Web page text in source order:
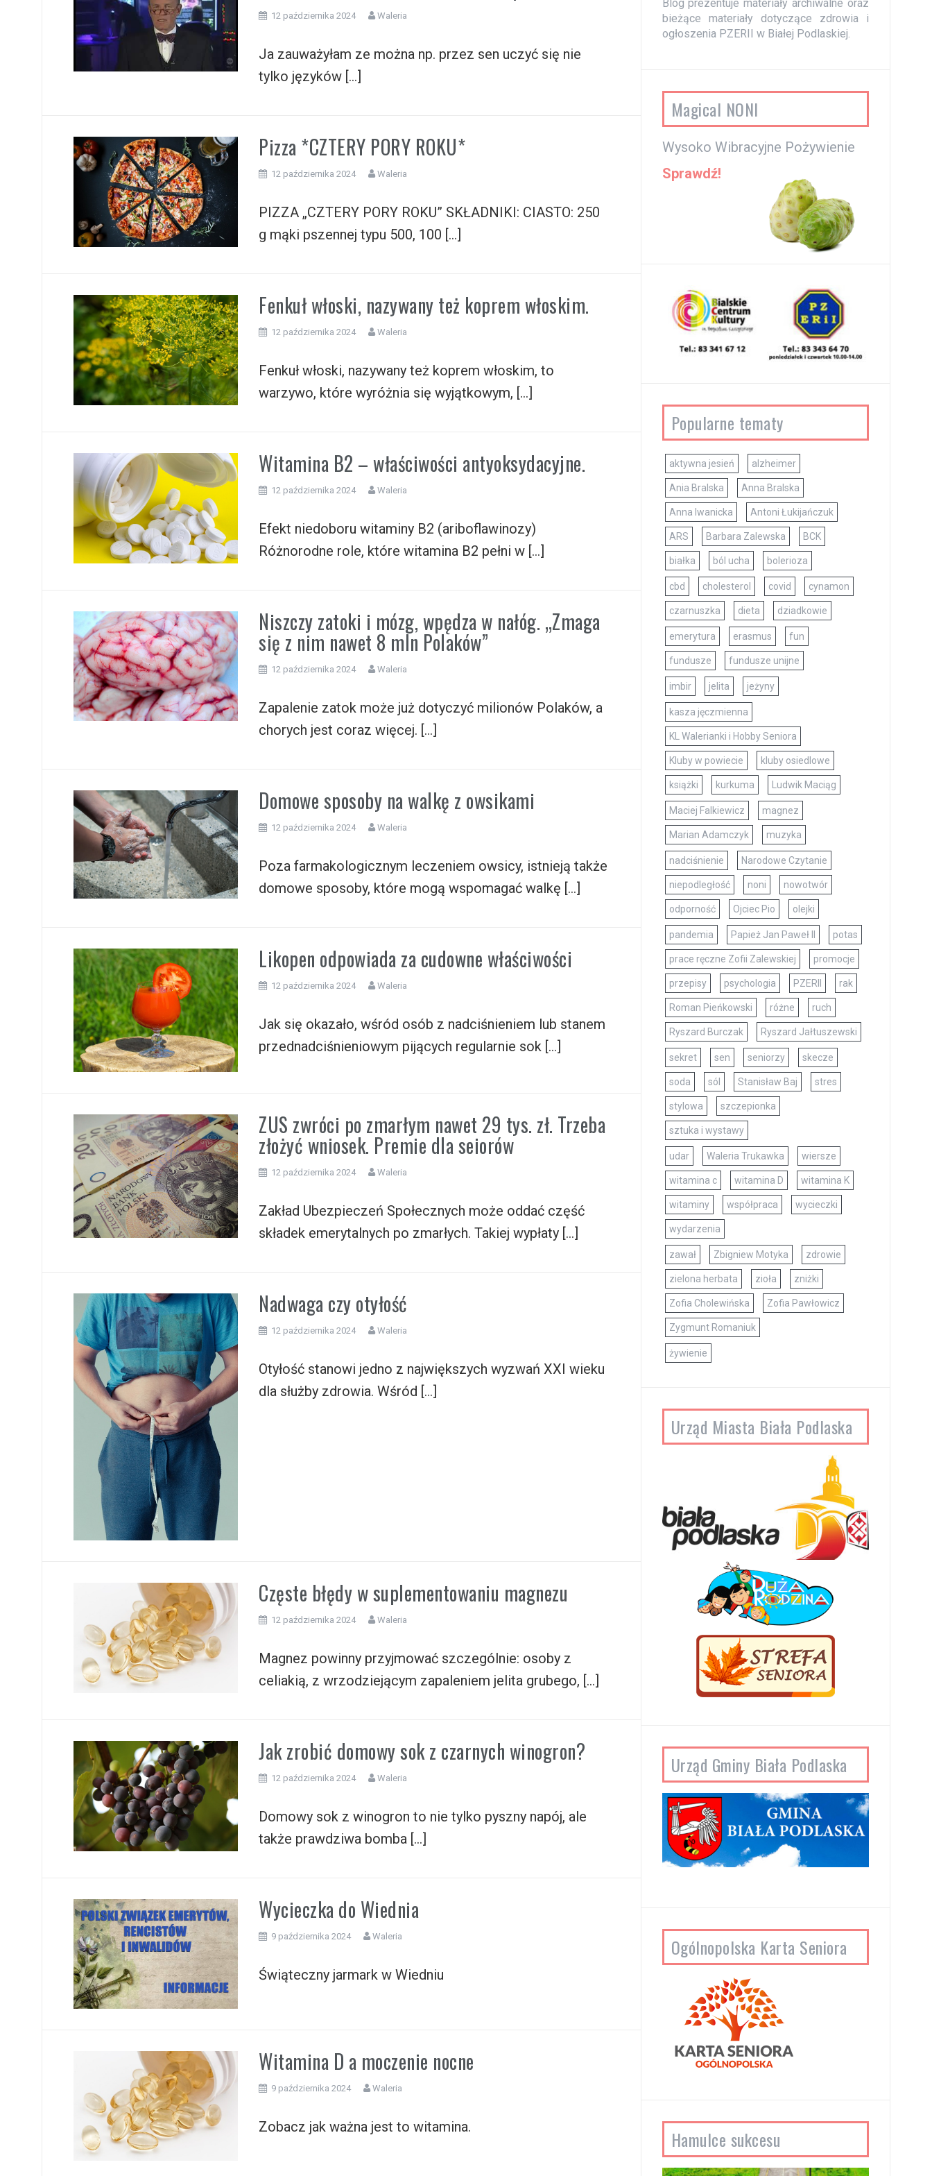
12 października 2024 Waleria
Ja zauważyłam ze można np. przez sen uczyć się nie
tylko języków […]
Pizza *CZTERY PORY ROKU*
12 października 2024 Waleria
PIZZA „CZTERY PORY ROKU” SKŁADNIKI: CIASTO: 250
g mąki pszennej typu 500, 100 […]
Fenkuł włoski, nazywany też koprem włoskim.
12 października 2024 Waleria
Fenkuł włoski, nazywany też koprem włoskim, to
warzywo, które wyróżnia się wyjątkowym, […]
Witamina B2 – właściwości antyoksydacyjne.
12 października 2024 Waleria
Efekt niedoboru witaminy B2 (ariboflawinozy)
Różnorodne role, które witamina B2 pełni w […]
Niszczy zatoki i mózg, wpędza w nałóg. „Zmaga
się z nim nawet 8 mln Polaków”
12 października 2024 Waleria
Zapalenie zatok może już dotyczyć milionów Polaków, a
chorych jest coraz więcej. […]
Domowe sposoby na walkę z owsikami
12 października 2024 Waleria
Poza farmakologicznym leczeniem owsicy, istnieją także
domowe sposoby, które mogą wspomagać walkę […]
Likopen odpowiada za cudowne właściwości
12 października 2024 Waleria
Jak się okazało, wśród osób z nadciśnieniem lub stanem
przednadciśnieniowym pijących regularnie sok […]
ZUS zwróci po zmarłym nawet 29 tys. zł. Trzeba
złożyć wniosek. Premie dla seiorów
12 października 2024 Waleria
Zakład Ubezpieczeń Społecznych może oddać część
składek emerytalnych po zmarłych. Takiej wypłaty […]
Nadwaga czy otyłość
12 października 2024 Waleria
Otyłość stanowi jedno z największych wyzwań XXI wieku
dla służby zdrowia. Wśród […]
Częste błędy w suplementowaniu magnezu
12 października 2024 Waleria
Magnez powinny przyjmować szczególnie: osoby z
celiakią, z wrzodziejącym zapaleniem jelita grubego, […]
Jak zrobić domowy sok z czarnych winogron?
12 października 2024 Waleria
Domowy sok z winogron to nie tylko pyszny napój, ale
także prawdziwa bomba […]
Wycieczka do Wiednia
9 października 2024 Waleria
Świąteczny jarmark w Wiedniu
Witamina D a moczenie nocne
9 października 2024 Waleria
Zobacz jak ważna jest to witamina.
Blog prezentuje materiały archiwalne oraz
bieżące materiały dotyczące zdrowia i
ogłoszenia PZERII w Białej Podlaskiej.
Magical NONI
Wysoko Wibracyjne Pożywienie
Sprawdź!
Popularne tematy
aktywna jesień alzheimer
Ania Bralska Anna Bralska
Anna Iwanicka Antoni Łukijańczuk
ARS Barbara Zalewska BCK
białka ból ucha bolerioza
cbd cholesterol covid cynamon
czarnuszka dieta dziadkowie
emerytura erasmus fun
fundusze fundusze unijne
imbir jelita jeżyny
kasza jęczmienna
KL Walerianki i Hobby Seniora
Kluby w powiecie kluby osiedlowe
książki kurkuma Ludwik Maciąg
Maciej Falkiewicz magnez
Marian Adamczyk muzyka
nadciśnienie Narodowe Czytanie
niepodległość noni nowotwór
odporność Ojciec Pio olejki
pandemia Papież Jan Paweł II potas
prace ręczne Zofii Zalewskiej promocje
przepisy psychologia PZERII rak
Roman Pieńkowski różne ruch
Ryszard Burczak Ryszard Jałtuszewski
sekret sen seniorzy skecze
soda sól Stanisław Baj stres
stylowa szczepionka
sztuka i wystawy
udar Waleria Trukawka wiersze
witamina c witamina D witamina K
witaminy współpraca wycieczki
wydarzenia
zawał Zbigniew Motyka zdrowie
zielona herbata zioła zniżki
Zofia Cholewińska Zofia Pawłowicz
Zygmunt Romaniuk
żywienie
Urząd Miasta Biała Podlaska
Urząd Gminy Biała Podlaska
Ogólnopolska Karta Seniora
Hamulce sukcesu